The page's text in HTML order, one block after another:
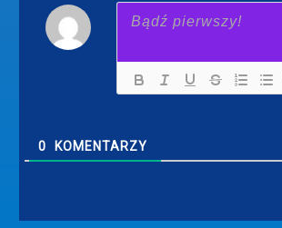
0 KOMENTARZY